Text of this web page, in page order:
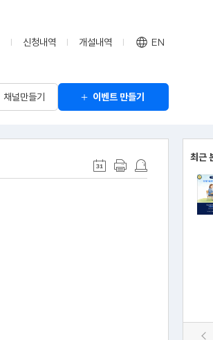
신청내역 개설내역 EN
채널만들기 이벤트 만들기
최근